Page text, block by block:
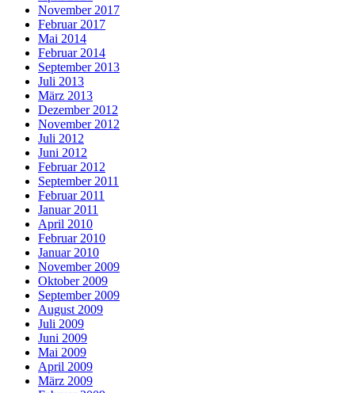
November 2017
Februar 2017
Mai 2014
Februar 2014
September 2013
Juli 2013
März 2013
Dezember 2012
November 2012
Juli 2012
Juni 2012
Februar 2012
September 2011
Februar 2011
Januar 2011
April 2010
Februar 2010
Januar 2010
November 2009
Oktober 2009
September 2009
August 2009
Juli 2009
Juni 2009
Mai 2009
April 2009
März 2009